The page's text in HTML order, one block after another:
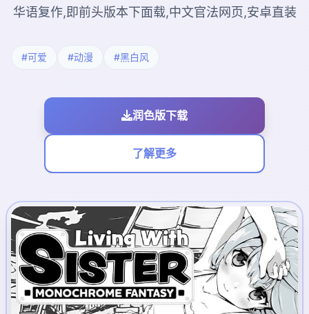
华语复作,即前头版本下面载,中文官法网页,安卓直装
#可爱 #动漫 #黑白风
润色版下载
了解更多